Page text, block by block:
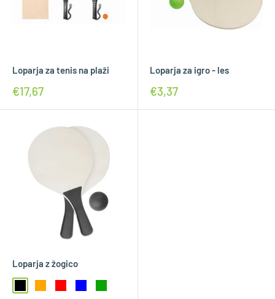
Loparja za tenis na plaži
€17,67
Loparja za igro - les
€3,37
Loparja z žogico